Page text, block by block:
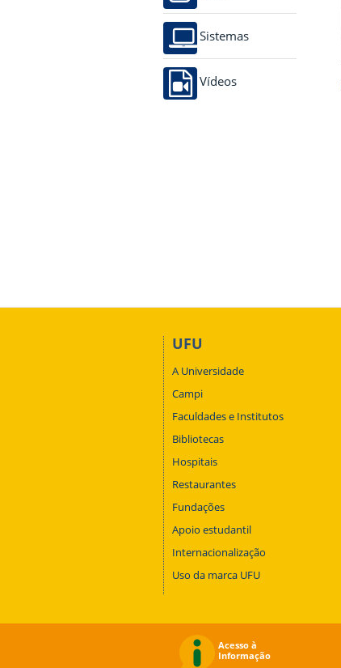
Sistemas
Vídeos
UFU
A Universidade
Campi
Faculdades e Institutos
Bibliotecas
Hospitais
Restaurantes
Fundações
Apoio estudantil
Internacionalização
Uso da marca UFU